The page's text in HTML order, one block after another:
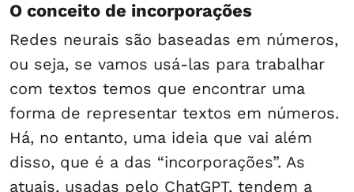
O conceito de incorporações
Redes neurais são baseadas em números,
ou seja, se vamos usá-las para trabalhar
com textos temos que encontrar uma
forma de representar textos em números.
Há, no entanto, uma ideia que vai além
disso, que é a das “incorporações”. As
atuais, usadas pelo ChatGPT, tendem a